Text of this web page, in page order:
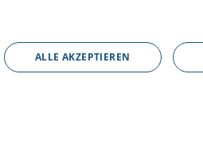
ALLE AKZEPTIEREN